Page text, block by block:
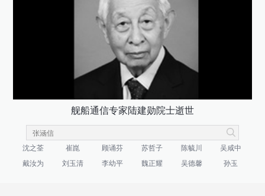
舰船通信专家陆建勋院士逝世
沈之荃 崔崑 顾诵芬 苏哲子 陈毓川
吴咸中
戴汝为
刘玉清 李幼平 魏正耀 吴德馨 孙玉